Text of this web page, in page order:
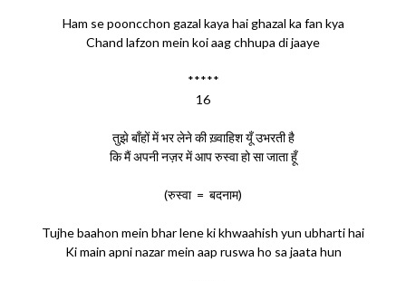
Ham se pooncchon gazal kaya hai ghazal ka fan kya
Chand lafzon mein koi aag chhupa di jaaye
*****
16
तुझे बाँहों में भर लेने की ख़्वाहिश यूँ उभरती है
कि मैं अपनी नज़र में आप रुस्वा हो सा जाता हूँ
(रुस्वा = बदनाम)
Tujhe baahon mein bhar lene ki khwaahish yun ubharti hai
Ki main apni nazar mein aap ruswa ho sa jaata hun